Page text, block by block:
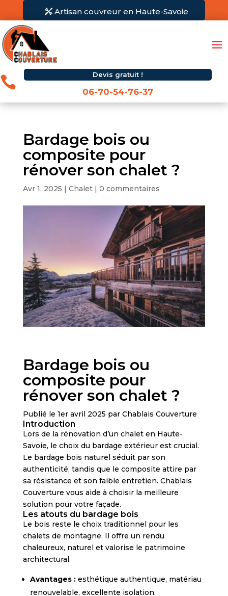
Artisan couvreur en Haute-Savoie
 Devis gratuit !
06-70-54-76-37
Bardage bois ou
composite pour
rénover son chalet ?
Avr 1, 2025 | Chalet| 0 commentaires
Bardage bois ou
composite pour
rénover son chalet ?
Publié le 1er avril 2025 par Chablais Couverture
Introduction
Lors de la rénovation d’un chalet en Haute-
Savoie, le choix du bardage extérieur est crucial.
Le bardage bois naturel séduit par son
authenticité, tandis que le composite attire par
sa résistance et son faible entretien. Chablais
Couverture vous aide à choisir la meilleure
solution pour votre façade.
Les atouts du bardage bois
Le bois reste le choix traditionnel pour les
chalets de montagne. Il offre un rendu
chaleureux, naturel et valorise le patrimoine
architectural.
Avantages :esthétique authentique, matériau
renouvelable, excellente isolation.